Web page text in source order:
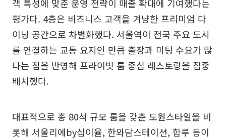
객 특성에 맞춘 운영 전략이 매출 확대에 기여했다는
평가다. 4층은 비즈니스 고객을 겨냥한 프리미엄 다
이닝 공간으로 차별화했다. 서울역이 전국 주요 도시
를 연결하는 교통 요지인 만큼 출장과 미팅 수요가 많
다는 점을 반영해 프라이빗 룸 중심 레스토랑을 집중
배치했다.
대표적으로 총 80석 규모 룸을 갖춘 도원스타일을 비
롯해 서울리에by십이율, 한와담스테이션, 함루 등이